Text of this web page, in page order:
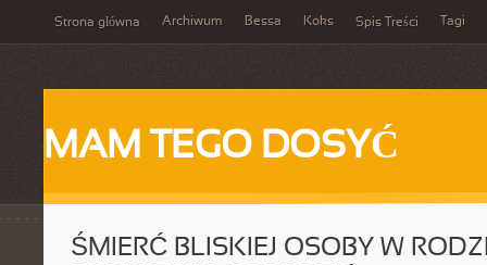
Strona główna Archiwum Bessa Koks Spis Treści Tagi
MAM TEGO DOSYĆ
ŚMIERĆ BLISKIEJ OSOBY W